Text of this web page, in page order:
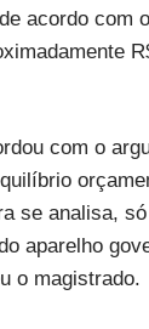
acordo com
com o
se analisa,
aparelho
o magistrado.